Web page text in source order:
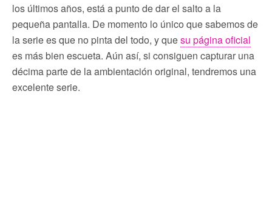
los últimos años, está a punto de dar el salto a la
pequeña pantalla. De momento lo único que sabemos de
la serie es que no pinta del todo, y quesu página oficial
es más bien escueta. Aún así, si consiguen capturar una
décima parte de la ambientación original, tendremos una
excelente serie.